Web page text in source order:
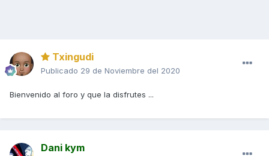
Txingudi
Publicado 29 de Noviembre del 2020
Bienvenido al foro y que la disfrutes ...
Dani kym